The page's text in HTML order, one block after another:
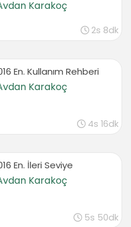
Gerekli Bilgiler 1
Karakoç
2s 8dk
En. Kullanım Rehberi
Karakoç
4s 16dk
En. İleri Seviye
Karakoç
5s 50dk